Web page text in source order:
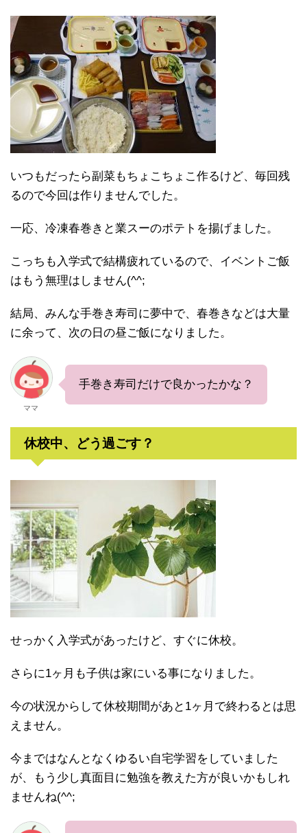
いつもだったら副菜もちょこちょこ作るけど、毎回残
るので今回は作りませんでした。
一応、冷凍春巻きと業スーのポテトを揚げました。
こっちも入学式で結構疲れているので、イベントご飯
はもう無理はしません(^^;
結局、みんな手巻き寿司に夢中で、春巻きなどは大量
に余って、次の日の昼ご飯になりました。
ママ
手巻き寿司だけで良かったかな？
休校中、どう過ごす？
せっかく入学式があったけど、すぐに休校。
さらに1ヶ月も子供は家にいる事になりました。
今の状況からして休校期間があと1ヶ月で終わるとは思
えません。
今まではなんとなくゆるい自宅学習をしていました
が、もう少し真面目に勉強を教えた方が良いかもしれ
ませんね(^^;